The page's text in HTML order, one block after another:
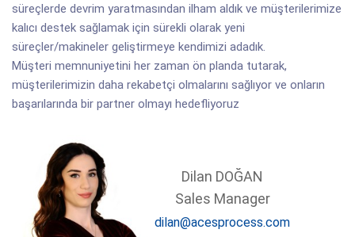
süreçlerde devrim yaratmasından ilham aldık ve müşterilerimize
kalıcı destek sağlamak için sürekli olarak yeni
süreçler/makineler geliştirmeye kendimizi adadık.
Müşteri memnuniyetini her zaman ön planda tutarak,
müşterilerimizin daha rekabetçi olmalarını sağlıyor ve onların
başarılarında bir partner olmayı hedefliyoruz
Dilan DOĞAN
Sales Manager
dilan@acesprocess.com